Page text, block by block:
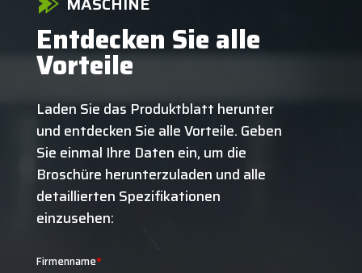
Entdecken Sie alle
Vorteile
Laden Sie das Produktblatt herunter
und entdecken Sie alle Vorteile. Geben
Sie einmal Ihre Daten ein, um die
Broschüre herunterzuladen und alle
detaillierten Spezifikationen
einzusehen: